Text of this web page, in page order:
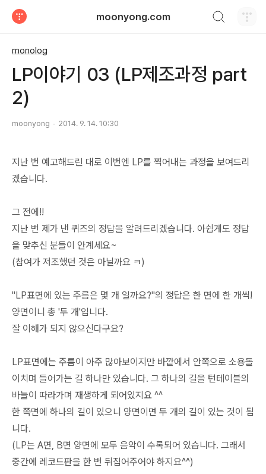
moonyong.com
monolog
LP이야기 03 (LP제조과정 part
2)
moonyong 2014. 9. 14. 10:30
지난 번 예고해드린 대로 이번엔 LP를 찍어내는 과정을 보여드리
겠습니다.
그 전에!!
지난 번 제가 낸 퀴즈의 정답을 알려드리겠습니다. 아쉽게도 정답
을 맞추신 분들이 안계세요~
(참여가 저조했던 것은 아닐까요 ㅋ)
"LP표면에 있는 주름은 몇 개 일까요?"의 정답은 한 면에 한 개씩!
양면이니 총 '두 개'입니다.
잘 이해가 되지 않으신다구요?
LP표면에는 주름이 아주 많아보이지만 바깥에서 안쪽으로 소용돌
이치며 들어가는 길 하나만 있습니다. 그 하나의 길을 턴테이블의
바늘이 따라가며 재생하게 되어있지요 ^^
한 쪽면에 하나의 길이 있으니 양면이면 두 개의 길이 있는 것이 됩
니다.
(LP는 A면, B면 양면에 모두 음악이 수록되어 있습니다. 그래서
중간에 레코드판을 한 번 뒤집어주어야 하지요^^)